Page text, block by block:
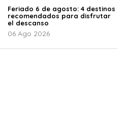
Feriado 6 de agosto: 4 destinos
recomendados para disfrutar
el descanso
06 Ago 2026